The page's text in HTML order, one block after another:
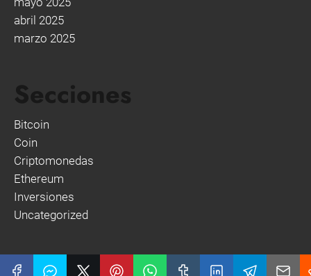
abril 2025
marzo 2025
Secciones
Bitcoin
Coin
Criptomonedas
Ethereum
Inversiones
Uncategorized